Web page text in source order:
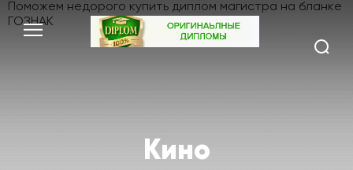
Поможем недорого купить диплом магистра на бланке
ГОЗНАК
Кино